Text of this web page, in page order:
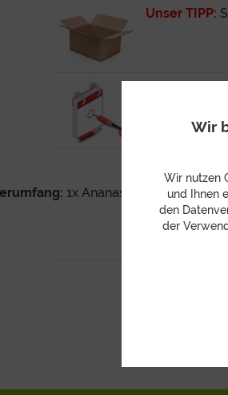
Unser TIPP:
1x Ananas, 2x Limette, 1x
Wir
Wir nutzen
und Ihnen
den
der